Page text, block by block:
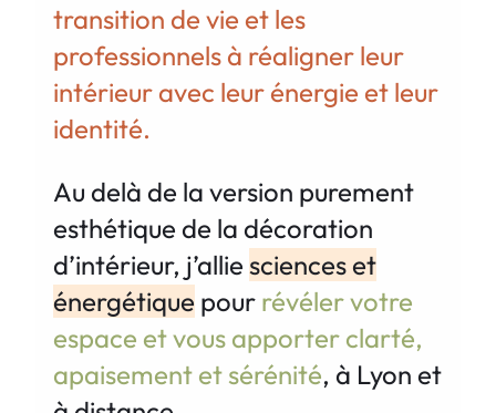
transition de vie et les
professionnels à réaligner leur
intérieur avec leur énergie et leur
identité.
Au delà de la version purement
esthétique de la décoration
d’intérieur, j’allie sciences et
énergétique pour révéler votre
espace et vous apporter clarté,
apaisement et sérénité, à Lyon et